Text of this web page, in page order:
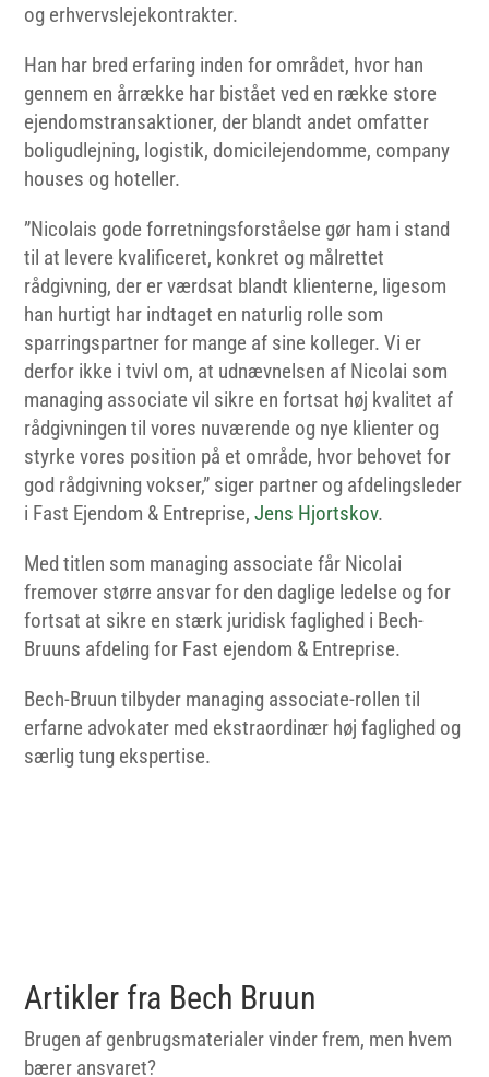
og erhvervslejekontrakter.
Han har bred erfaring inden for området, hvor han
gennem en årrække har bistået ved en række store
ejendomstransaktioner, der blandt andet omfatter
boligudlejning, logistik, domicilejendomme, company
houses og hoteller.
”Nicolais gode forretningsforståelse gør ham i stand
til at levere kvalificeret, konkret og målrettet
rådgivning, der er værdsat blandt klienterne, ligesom
han hurtigt har indtaget en naturlig rolle som
sparringspartner for mange af sine kolleger. Vi er
derfor ikke i tvivl om, at udnævnelsen af Nicolai som
managing associate vil sikre en fortsat høj kvalitet af
rådgivningen til vores nuværende og nye klienter og
styrke vores position på et område, hvor behovet for
god rådgivning vokser,” siger partner og afdelingsleder
i Fast Ejendom & Entreprise,Jens Hjortskov.
Med titlen som managing associate får Nicolai
fremover større ansvar for den daglige ledelse og for
fortsat at sikre en stærk juridisk faglighed i Bech-
Bruuns afdeling for Fast ejendom & Entreprise.
Bech-Bruun tilbyder managing associate-rollen til
erfarne advokater med ekstraordinær høj faglighed og
særlig tung ekspertise.
Artikler fra Bech Bruun
Brugen af genbrugsmaterialer vinder frem, men hvem
bærer ansvaret?